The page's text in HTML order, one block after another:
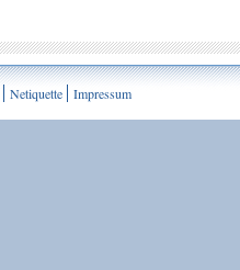
Netiquette Impressum